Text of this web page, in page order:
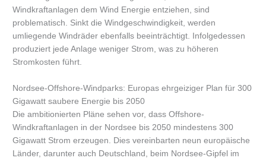
Windkraftanlagen dem Wind Energie entziehen, sind
problematisch. Sinkt die Windgeschwindigkeit, werden
umliegende Windräder ebenfalls beeinträchtigt. Infolgedessen
produziert jede Anlage weniger Strom, was zu höheren
Stromkosten führt.
Nordsee-Offshore-Windparks: Europas ehrgeiziger Plan für 300
Gigawatt saubere Energie bis 2050
Die ambitionierten Pläne sehen vor, dass Offshore-
Windkraftanlagen in der Nordsee bis 2050 mindestens 300
Gigawatt Strom erzeugen. Dies vereinbarten neun europäische
Länder, darunter auch Deutschland, beim Nordsee-Gipfel im